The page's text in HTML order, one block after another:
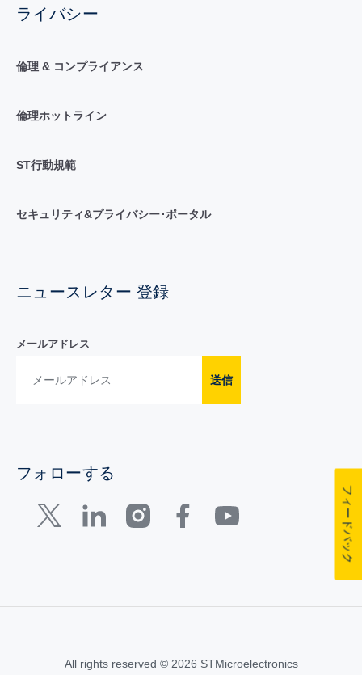
ライバシー
倫理 & コンプライアンス
倫理ホットライン
ST行動規範
セキュリティ&プライバシー･ポータル
ニュースレター 登録
メールアドレス
送信
フォローする
All rights reserved © 2026 STMicroelectronics
フィードバック